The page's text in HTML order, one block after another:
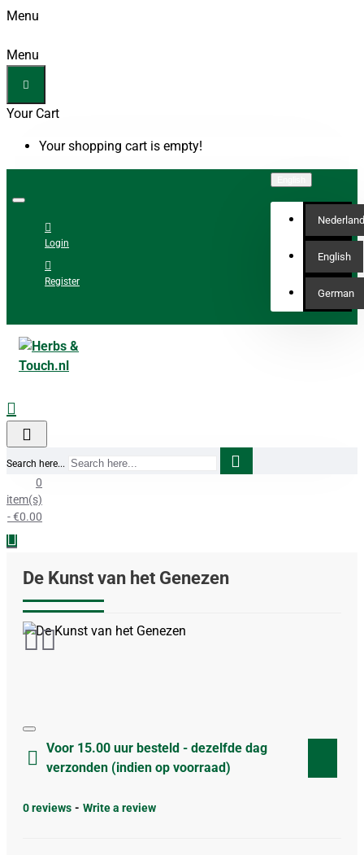
Menu
Menu
Your Cart
Your shopping cart is empty!
Login
Register
English
German
Search here...
0
item(s)
- €0.00
De Kunst van het Genezen
Voor 15.00 uur besteld - dezelfde dag
verzonden (indien op voorraad)
0 reviews - Write a review